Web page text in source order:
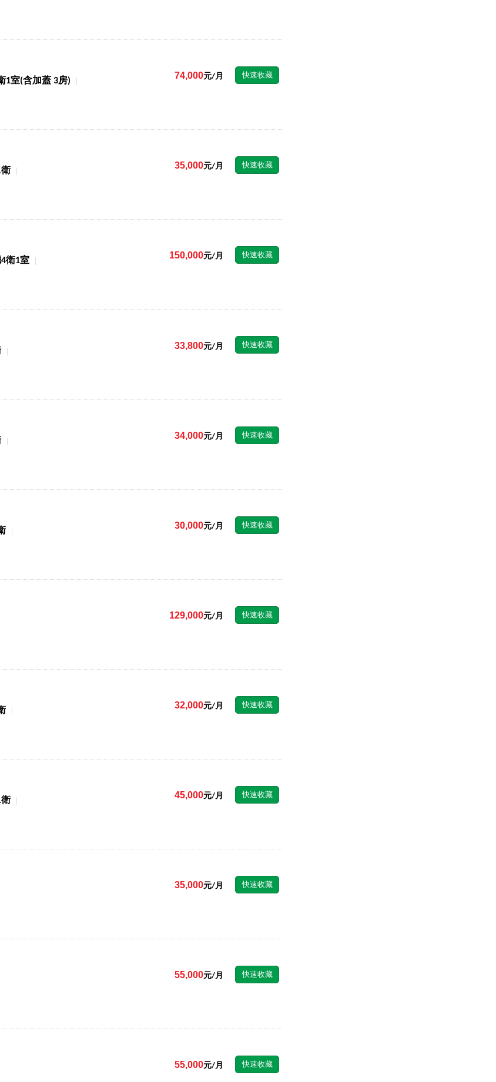
1室(含加蓋 3房)
74,000元/月 快速收藏
35,000元/月 快速收藏
衛1室
150,000元/月 快速收藏
33,800元/月 快速收藏
34,000元/月 快速收藏
30,000元/月 快速收藏
129,000元/月 快速收藏
32,000元/月 快速收藏
45,000元/月 快速收藏
35,000元/月 快速收藏
55,000元/月 快速收藏
55,000元/月 快速收藏